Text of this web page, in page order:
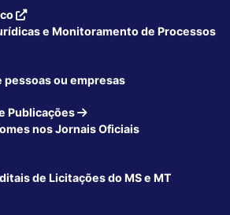
e Monitoramento de Processos
pessoas ou empresas
Publicações
nos Jornais Oficiais
de Licitações do MS e MT